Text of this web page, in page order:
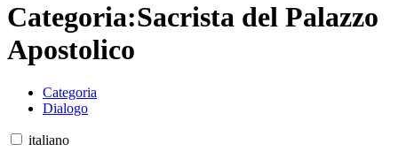
Categoria:Sacrista del Palazzo
Apostolico
Categoria
Dialogo
italiano